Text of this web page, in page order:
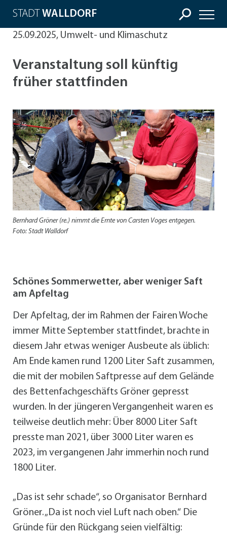
STADT WALLDORF
25.09.2025, Umwelt- und Klimaschutz
Veranstaltung soll künftig
früher stattfinden
Bernhard Gröner (re.) nimmt die Ernte von Carsten Voges entgegen.
Foto: Stadt Walldorf
Schönes Sommerwetter, aber weniger Saft
am Apfeltag
Der Apfeltag, der im Rahmen der Fairen Woche
immer Mitte September stattfindet, brachte in
diesem Jahr etwas weniger Ausbeute als üblich:
Am Ende kamen rund 1200 Liter Saft zusammen,
die mit der mobilen Saftpresse auf dem Gelände
des Bettenfachgeschäfts Gröner gepresst
wurden. In der jüngeren Vergangenheit waren es
teilweise deutlich mehr: Über 8000 Liter Saft
presste man 2021, über 3000 Liter waren es
2023, im vergangenen Jahr immerhin noch rund
1800 Liter.
„Das ist sehr schade“, so Organisator Bernhard
Gröner. „Da ist noch viel Luft nach oben.“ Die
Gründe für den Rückgang seien vielfältig: